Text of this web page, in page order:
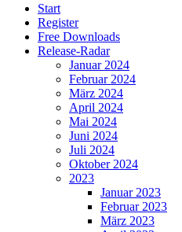
Start
Register
Free Downloads
Release-Radar
Januar 2024
Februar 2024
März 2024
April 2024
Mai 2024
Juni 2024
Juli 2024
Oktober 2024
2023
Januar 2023
Februar 2023
März 2023